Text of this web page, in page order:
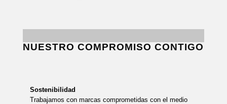
NUESTRO COMPROMISO CONTIGO
Sostenibilidad
Trabajamos con marcas comprometidas con el medio